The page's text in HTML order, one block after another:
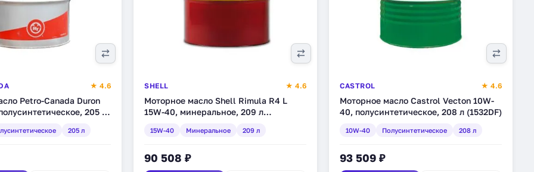
★ 4.6
Petro-Canada Duron
205 л
205 л
SHELL ★ 4.6
Моторное масло Shell Rimula R4 L
15W-40, минеральное, 209 л
15W-40 Минеральное 209 л
90 508 ₽
CASTROL ★ 4.6
Моторное масло Castrol Vecton 10W-
40, полусинтетическое, 208 л (1532DF)
10W-40 Полусинтетическое 208 л
93 509 ₽